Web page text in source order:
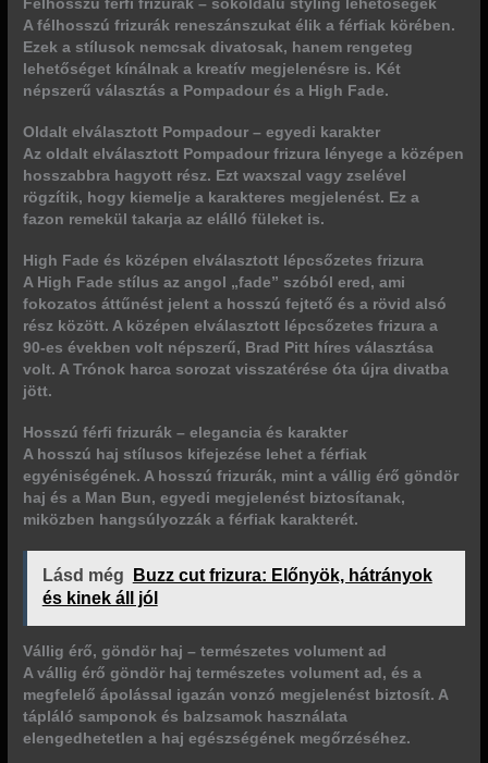
Félhosszú férfi frizurák – sokoldalú styling lehetőségek
A félhosszú frizurák reneszánszukat élik a férfiak körében.
Ezek a stílusok nemcsak divatosak, hanem rengeteg
lehetőséget kínálnak a kreatív megjelenésre is. Két
népszerű választás a Pompadour és a High Fade.
Oldalt elválasztott Pompadour – egyedi karakter
Az oldalt elválasztott Pompadour frizura lényege a középen
hosszabbra hagyott rész. Ezt waxszal vagy zselével
rögzítik, hogy kiemelje a karakteres megjelenést. Ez a
fazon remekül takarja az elálló füleket is.
High Fade és középen elválasztott lépcsőzetes frizura
A High Fade stílus az angol „fade” szóból ered, ami
fokozatos áttűnést jelent a hosszú fejtető és a rövid alsó
rész között. A középen elválasztott lépcsőzetes frizura a
90-es években volt népszerű, Brad Pitt híres választása
volt. A Trónok harca sorozat visszatérése óta újra divatba
jött.
Hosszú férfi frizurák – elegancia és karakter
A hosszú haj stílusos kifejezése lehet a férfiak
egyéniségének. A hosszú frizurák, mint a vállig érő göndör
haj és a Man Bun, egyedi megjelenést biztosítanak,
miközben hangsúlyozzák a férfiak karakterét.
Lásd még
Buzz cut frizura: Előnyök, hátrányok
és kinek áll jól
Vállig érő, göndör haj – természetes volument ad
A vállig érő göndör haj természetes volument ad, és a
megfelelő ápolással igazán vonzó megjelenést biztosít. A
tápláló samponok és balzsamok használata
elengedhetetlen a haj egészségének megőrzéséhez.